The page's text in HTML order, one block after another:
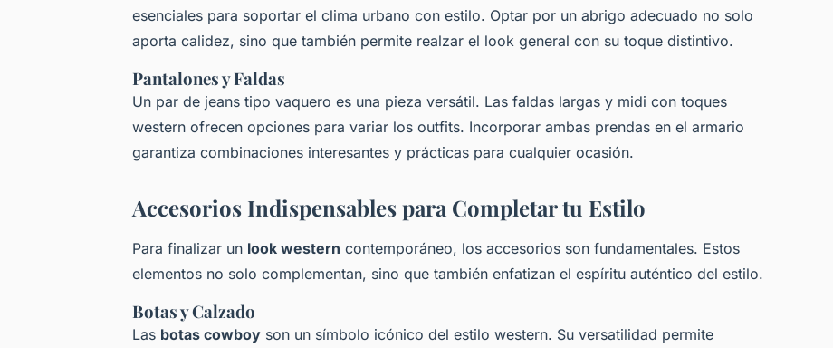
esenciales para soportar el clima urbano con estilo. Optar por un abrigo adecuado no solo
aporta calidez, sino que también permite realzar el look general con su toque distintivo.
Pantalones y Faldas
Un par de jeans tipo vaquero es una pieza versátil. Las faldas largas y midi con toques
western ofrecen opciones para variar los outfits. Incorporar ambas prendas en el armario
garantiza combinaciones interesantes y prácticas para cualquier ocasión.
Accesorios Indispensables para Completar tu Estilo
Para finalizar un look western contemporáneo, los accesorios son fundamentales. Estos
elementos no solo complementan, sino que también enfatizan el espíritu auténtico del estilo.
Botas y Calzado
Las botas cowboy son un símbolo icónico del estilo western. Su versatilidad permite